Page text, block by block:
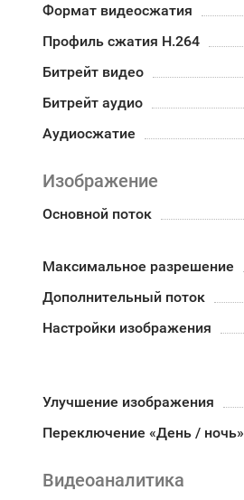
Формат видеосжатия
Профиль сжатия H.264
Битрейт видео
Битрейт аудио
Аудиосжатие
Изображение
Основной поток
Максимальное разрешение
Дополнительный поток
Настройки изображения
Улучшение изображения
Переключение «День / ночь»
Видеоаналитика